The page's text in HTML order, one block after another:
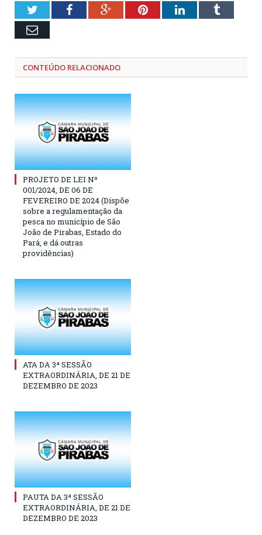
TwitterFacebookGoogle+PinterestLinkedInTumblr
Email
CONTEÚDO RELACIONADO
PROJETO DE LEI Nº
001/2024, DE 06 DE
FEVEREIRO DE 2024 (Dispõe
sobre a regulamentação da
pesca no município de São
João de Pirabas, Estado do
Pará, e dá outras
providências)
ATA DA 3ª SESSÃO
EXTRAORDINÁRIA, DE 21 DE
DEZEMBRO DE 2023
PAUTA DA 3ª SESSÃO
EXTRAORDINÁRIA, DE 21 DE
DEZEMBRO DE 2023